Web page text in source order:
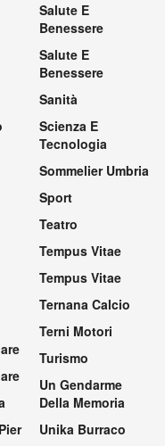
Salute E
Benessere
Salute E
Benessere
Sanità
Scienza E
Tecnologia
Sommelier Umbria
Sport
Teatro
Tempus Vitae
Tempus Vitae
Ternana Calcio
Terni Motori
Turismo
Un Gendarme
Della Memoria
Unika Burraco